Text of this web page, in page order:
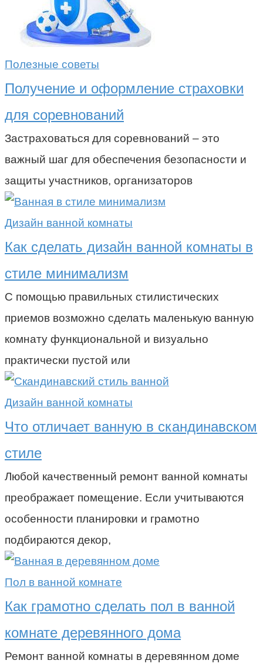
Полезные советы
Получение и оформление страховки
для соревнований
Застраховаться для соревнований – это
важный шаг для обеспечения безопасности и
защиты участников, организаторов
Дизайн ванной комнаты
Как сделать дизайн ванной комнаты в
стиле минимализм
С помощью правильных стилистических
приемов возможно сделать маленькую ванную
комнату функциональной и визуально
практически пустой или
Дизайн ванной комнаты
Что отличает ванную в скандинавском
стиле
Любой качественный ремонт ванной комнаты
преображает помещение. Если учитываются
особенности планировки и грамотно
подбираются декор,
Пол в ванной комнате
Как грамотно сделать пол в ванной
комнате деревянного дома
Ремонт ванной комнаты в деревянном доме